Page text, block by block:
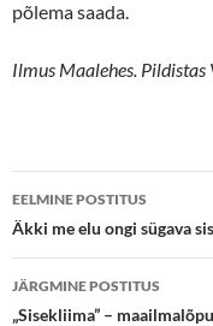
põlema saada.
Ilmus Maalehes.
Postituste
töölaud
EELMINE POSTITUS
Äkki me elu ongi sügava
JÄRGMINE POSTITUS
„Sisekliima” –